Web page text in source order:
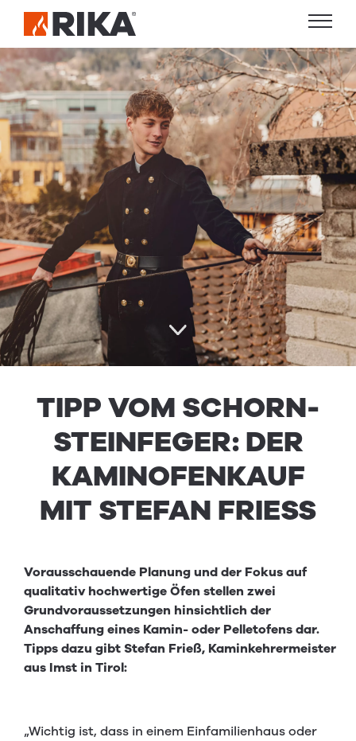
TIPP VOM SCHORN­
STE­IN­FEGER: DER
KAMINOFENKAUF
MIT STE­FAN FRIESS
Vorausschauende Planung und der Fokus auf
qualitativ hochwertige Öfen stellen zwei
Grundvoraussetzungen hinsichtlich der
Anschaffung eines Kamin- oder Pelletofens dar.
Tipps dazu gibt Stefan Frieß, Kaminkehrermeister
aus Imst in Tirol:
„Wichtig ist, dass in einem Einfamilienhaus oder